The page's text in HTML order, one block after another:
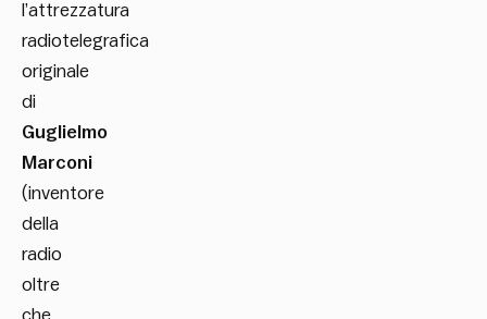
l’attrezzatura
radiotelegrafica
originale
di
Guglielmo
Marconi
(inventore
della
radio
oltre